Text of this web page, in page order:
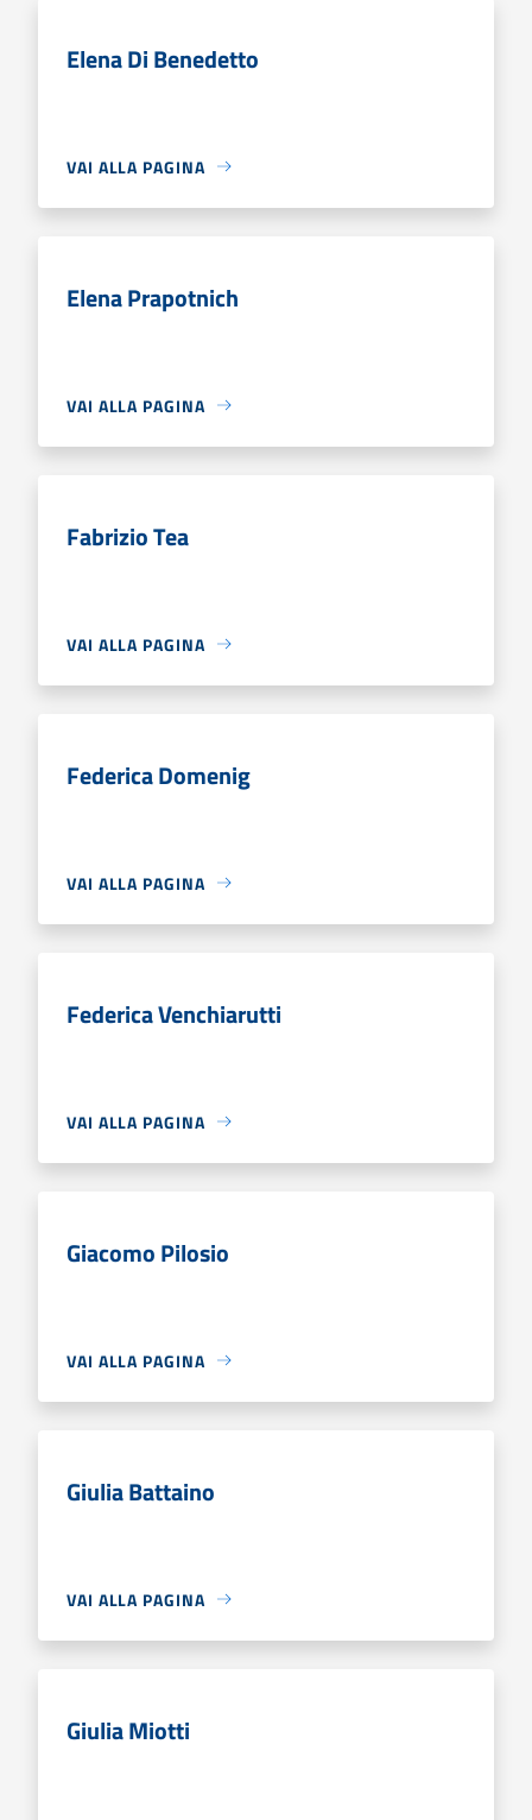
Elena Di Benedetto
VAI ALLA PAGINA
Elena Prapotnich
VAI ALLA PAGINA
Fabrizio Tea
VAI ALLA PAGINA
Federica Domenig
VAI ALLA PAGINA
Federica Venchiarutti
VAI ALLA PAGINA
Giacomo Pilosio
VAI ALLA PAGINA
Giulia Battaino
VAI ALLA PAGINA
Giulia Miotti